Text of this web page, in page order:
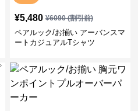
¥5,480 ¥6090(割引前)
ペアルック/お揃い アーバンスマ
ートカジュアルTシャツ